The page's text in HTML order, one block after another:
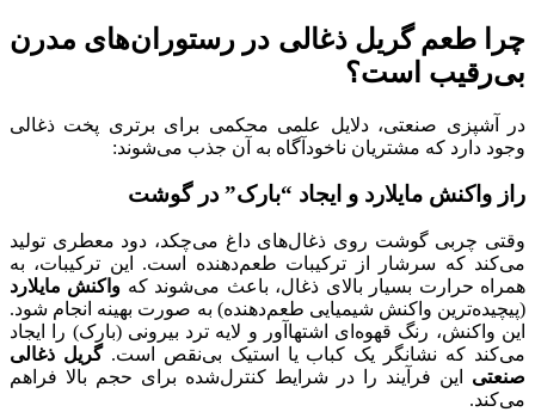
چرا طعم گریل ذغالی در رستوران‌های مدرن
بی‌رقیب است؟
در آشپزی صنعتی، دلایل علمی محکمی برای برتری پخت ذغالی
وجود دارد که مشتریان ناخودآگاه به آن جذب می‌شوند:
راز واکنش مایلارد و ایجاد “بارک” در گوشت
وقتی چربی گوشت روی ذغال‌های داغ می‌چکد، دود معطری تولید
می‌کند که سرشار از ترکیبات طعم‌دهنده است. این ترکیبات، به
همراه حرارت بسیار بالای ذغال، باعث می‌شوند که واکنش مایلارد
(پیچیده‌ترین واکنش شیمیایی طعم‌دهنده) به صورت بهینه انجام شود.
این واکنش، رنگ قهوه‌ای اشتهاآور و لایه ترد بیرونی (بارک) را ایجاد
می‌کند که نشانگر یک کباب یا استیک بی‌نقص است.گریل ذغالی
صنعتی این فرآیند را در شرایط کنترل‌شده برای حجم بالا فراهم
می‌کند.